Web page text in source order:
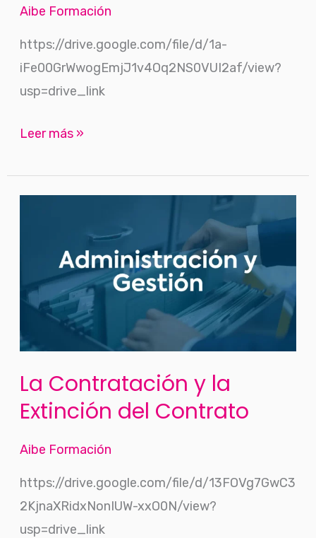
Aibe Formación
https://drive.google.com/file/d/1a-
iFe00GrWwogEmjJ1v4Oq2NS0VUI2af/view?
usp=drive_link
Leer más »
La Contratación y la
Extinción del Contrato
Aibe Formación
https://drive.google.com/file/d/13FOVg7GwC3
2KjnaXRidxNonIUW-xxO0N/view?
usp=drive_link
Extinción
Contrato